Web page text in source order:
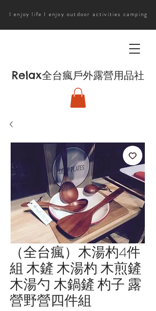
I enjoy life I enjoy outdoor activities camping
Relax全台瘋戶外露營用品社
（全台瘋）木湯杓4件
組 木鏟 木湯杓 木煎鏟
木湯勺 木鍋鏟 杓子 露
營野營四件組